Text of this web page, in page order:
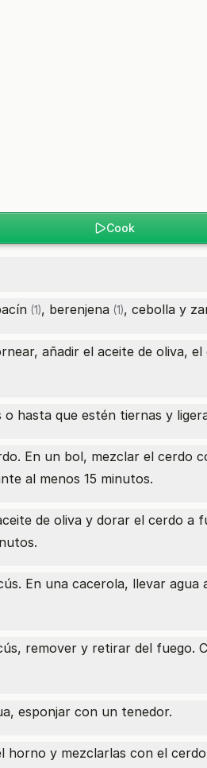
Cook
(1), berenjena (1), cebolla y
añadir el aceite de oliva,
hasta que estén tiernas y
En un bol, mezclar el cerdo
al menos 15 minutos.
de oliva y dorar el cerdo a
En una cacerola, llevar agua
remover y retirar del fuego.
esponjar con un tenedor.
horno y mezclarlas con el